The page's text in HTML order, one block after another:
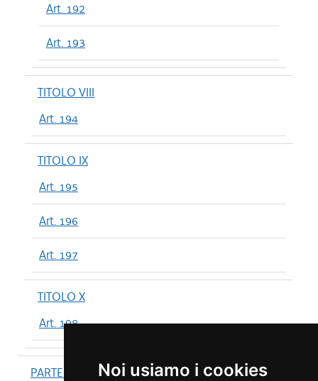
Noi usiamo i cookies
Art. 192
Art. 193
TITOLO VIII
Art. 194
TITOLO IX
Art. 195
Art. 196
Art. 197
TITOLO X
Art. 198
PARTE IV